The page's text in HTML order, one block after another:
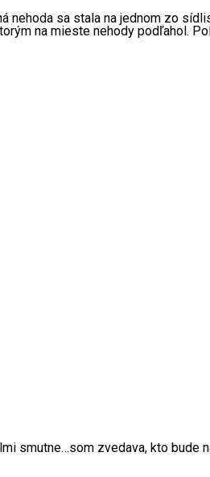
nehoda sa stala na jednom zo
na mieste nehody podľahol.
smutne…som zvedava, kto bude